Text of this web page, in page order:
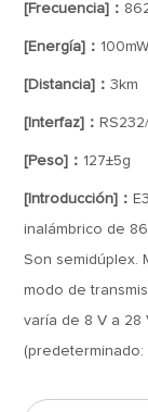
[Frecuencia]：
[Energía]： 100mW
[Distancia]：3km
[Interfaz]：
[Peso]： 127±5g
[Introducción]：
inalámbrico de
Son semidúplex.
modo de
varía de 8 V a 28
(predeterminado: